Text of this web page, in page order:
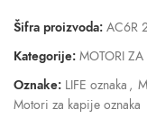
Šifra proizvoda: AC6R
Kategorije: MOTORI ZA
Oznake: LIFE oznaka ,
Motori za kapije oznaka